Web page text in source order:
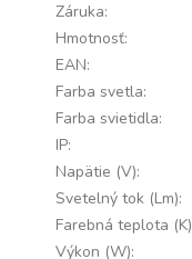
Záruka:
Hmotnosť:
EAN:
Farba svetla:
Farba svietidla:
IP:
Napätie (V):
Svetelný tok (Lm):
Farebná teplota (K)
Výkon (W):